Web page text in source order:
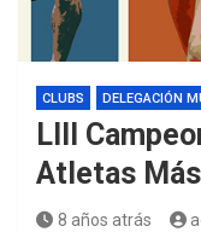
CLUBS DELEGACIÓN
LIII
Atletas
8 años atrás